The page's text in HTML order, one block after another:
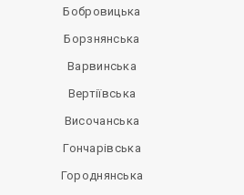
Бобровицька
Борзнянська
Варвинська
Вертіївська
Височанська
Гончарівська
Городнянська